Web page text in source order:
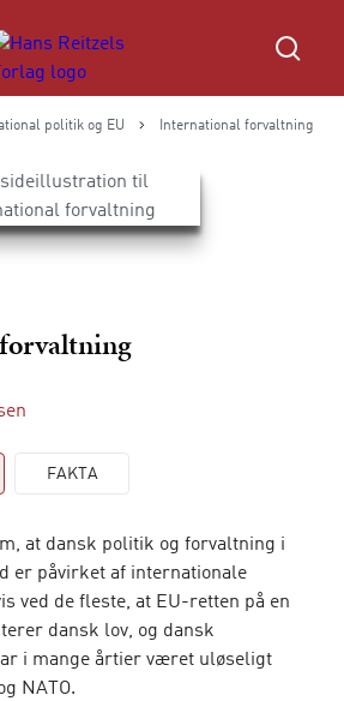
politik og EU International forvaltning
FAKTA
at dansk politik og forvaltning i
er påvirket af internationale
ved de fleste, at EU-retten på en
dansk lov, og dansk
i mange årtier været uløseligt
NATO.